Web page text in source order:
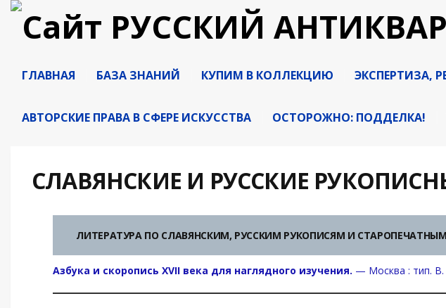
ГЛАВНАЯ БАЗА ЗНАНИЙ КУПИМ В КОЛЛЕКЦИЮ ЭКСПЕРТИЗА,
АВТОРСКИЕ ПРАВА В СФЕРЕ ИСКУССТВА ОСТОРОЖНО: ПОДДЕЛКА!
СЛАВЯНСКИЕ И РУССКИЕ
ЛИТЕРАТУРА ПО СЛАВЯНСКИМ, РУССКИМ РУКОПИСЯМ И
Азбука и скоропись XVII века для наглядного изучения. — Москва : тип. В.